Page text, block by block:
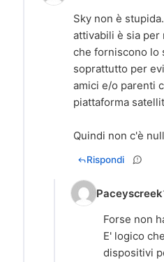
Sky non è
attivabili è sia per
che forniscono lo
soprattutto per
amici e/o parenti
piattaforma
Quindi non c'è
Rispondi
Paceyscreek
Forse non
E' logico
dispositivi